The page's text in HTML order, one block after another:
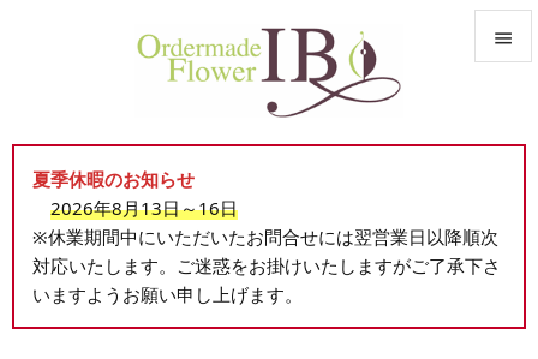


前へ

夏季休暇のお知らせ
2026年8月13日～16日
※休業期間中にいただいたお問合せには翌営業日以降順次
対応いたします。ご迷惑をお掛けいたしますがご了承下さ
いますようお願い申し上げます。